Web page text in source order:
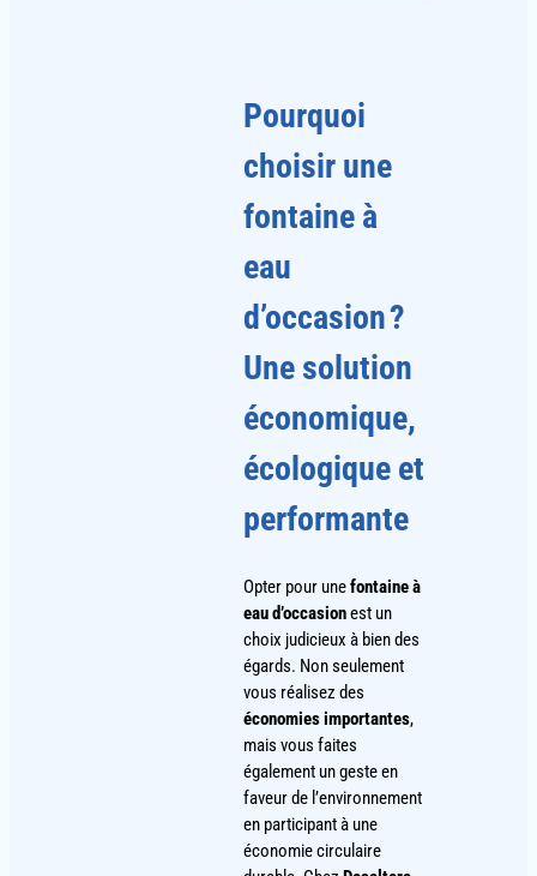
Pourquoi
choisir une
fontaine à
eau
d’occasion ?
Une solution
économique,
écologique et
performante
Opter pour unefontaine à
eau d’occasionest un
choix judicieux à bien des
égards. Non seulement
vous réalisez des
économies importantes,
mais vous faites
également un geste en
faveur de l’environnement
en participant à une
économie circulaire